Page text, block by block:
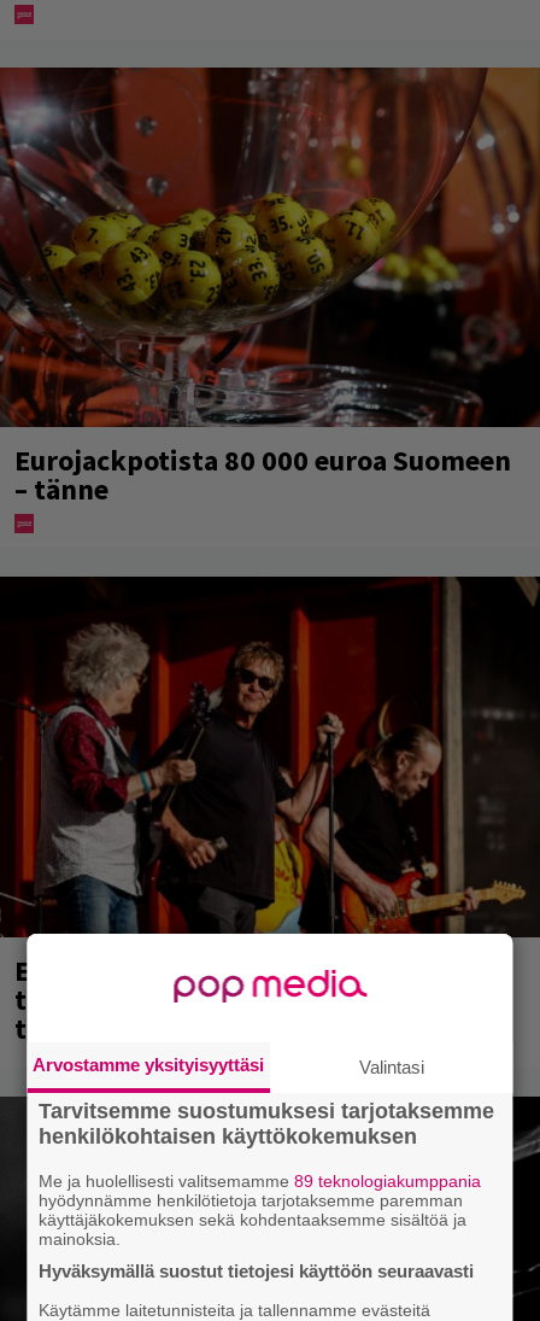
Eurojackpotista 80 000 euroa Suomeen
– tänne
Eppu Normaalin viimeinen keikka
tänään – katso kuvagalleria torstailta
täältä
Arvostamme yksityisyyttäsi Valintasi
Tarvitsemme suostumuksesi tarjotaksemme
henkilökohtaisen käyttökokemuksen
Me ja huolellisesti valitsemamme89 teknologiakumppania
hyödynnämme henkilötietoja tarjotaksemme paremman
käyttäjäkokemuksen sekä kohdentaaksemme sisältöä ja
mainoksia.
Hyväksymällä suostut tietojesi käyttöön seuraavasti
Käytämme laitetunnisteita ja tallennamme evästeitä